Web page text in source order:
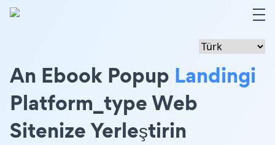
An Ebook Popup Landingi
Platform_type Web
Sitenize Yerleştirin